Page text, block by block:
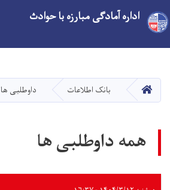
main
content
اداره آمادگی مبارزه با حوادث
HOME بانک‌ اطلاعات داوطلبی ها
همه داوطلبی ها